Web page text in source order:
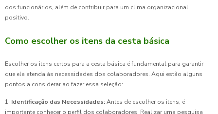
dos funcionários, além de contribuir para um clima organizacional
positivo.
Como escolher os itens da cesta básica
Escolher os itens certos para a cesta básica é fundamental para garantir
que ela atenda às necessidades dos colaboradores. Aqui estão alguns
pontos a considerar ao fazer essa seleção:
1. Identificação das Necessidades:Antes de escolher os itens, é
importante conhecer o perfil dos colaboradores. Realizar uma pesquisa